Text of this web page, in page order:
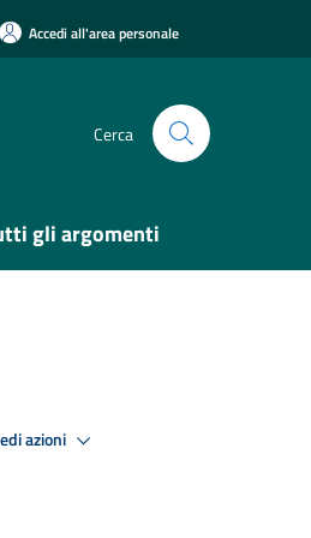
Accedi all'area personale
Cerca
gli argomenti
azioni